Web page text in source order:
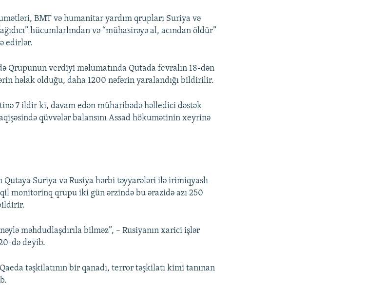
BMT və humanitar yardım qrupları Suriya və
hücumlarlından və “mühasirəyə al, acından öldür”
edirlər.
Qrupunun verdiyi məlumatında Qutada fevralın 18-dən
həlak olduğu, daha 1200 nəfərin yaralandığı bildirilir.
7 ildir ki, davam edən müharibədə həlledici dəstək
qüvvələr balansını Assad hökumətinin xeyrinə
Qutaya Suriya və Rusiya hərbi təyyarələri ilə irimiqyaslı
monitorinq qrupu iki gün ərzində bu ərazidə azı 250
məhdudlaşdırıla bilməz”, – Rusiyanın xarici işlər
də deyib.
təşkilatının bir qanadı, terror təşkilatı kimi tanınan